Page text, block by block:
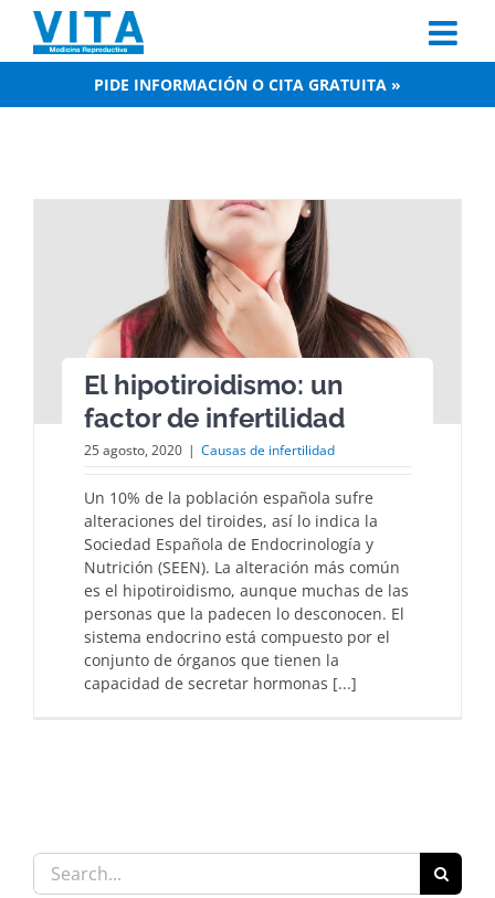
content
PIDE INFORMACIÓN O CITA GRATUITA »
El hipotiroidismo: un
factor de infertilidad
25 agosto, 2020 | Causas de infertilidad
Un 10% de la población española sufre
alteraciones del tiroides, así lo indica la
Sociedad Española de Endocrinología y
Nutrición (SEEN). La alteración más común
es el hipotiroidismo, aunque muchas de las
personas que la padecen lo desconocen. El
sistema endocrino está compuesto por el
conjunto de órganos que tienen la
capacidad de secretar hormonas [...]
Search
for: